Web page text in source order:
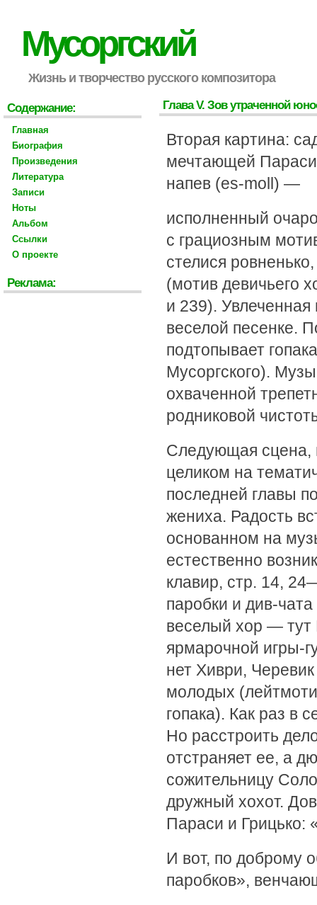
Мусоргский
Жизнь и творчество русского композитора
Глава V. Зов утраченной
Вторая картина:
мечтающей
напев (es-moll) —
исполненный
с грациозным
стелися
(мотив девичьего
и 239). Увлеченная
веселой песенке.
подтопывает
Мусоргского).
охваченной
родниковой
Следующая
целиком на
последней главы
жениха. Радость
основанном на
естественно
клавир, стр. 14,
паробки и див-
веселый хор — тут
ярмарочной игры-
нет Хиври,
молодых
гопака). Как раз в
Но расстроить
отстраняет ее, а
сожительницу
дружный хохот.
Параси и Грицько:
И вот, по доброму
паробков»,
Содержание:
Главная
Биография
Произведения
Литература
Записи
Ноты
Альбом
Ссылки
О проекте
Реклама: